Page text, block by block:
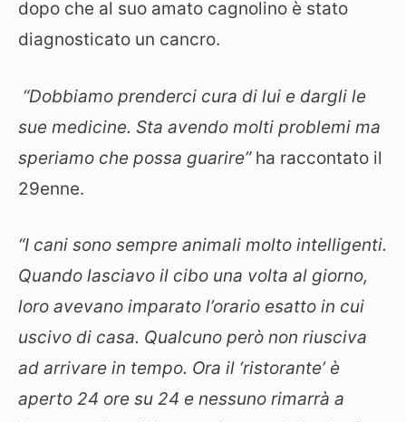
dopo che al suo amato cagnolino è stato
diagnosticato un cancro.
“Dobbiamo prenderci cura di lui e dargli le
sue medicine. Sta avendo molti problemi ma
speriamo che possa guarire”ha raccontato il
29enne.
“I cani sono sempre animali molto intelligenti.
Quando lasciavo il cibo una volta al giorno,
loro avevano imparato l’orario esatto in cui
uscivo di casa. Qualcuno però non riusciva
ad arrivare in tempo. Ora il ‘ristorante’ è
aperto 24 ore su 24 e nessuno rimarrà a